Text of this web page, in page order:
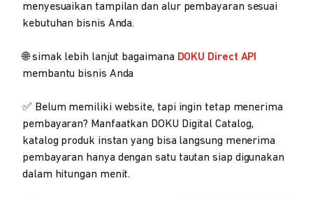
menyesuaikan tampilan dan alur pembayaran sesuai
kebutuhan bisnis Anda.
🌐 simak lebih lanjut bagaimana DOKU Direct API
membantu bisnis Anda
✅ Belum memiliki website, tapi ingin tetap menerima
pembayaran? Manfaatkan DOKU Digital Catalog,
katalog produk instan yang bisa langsung menerima
pembayaran hanya dengan satu tautan siap digunakan
dalam hitungan menit.